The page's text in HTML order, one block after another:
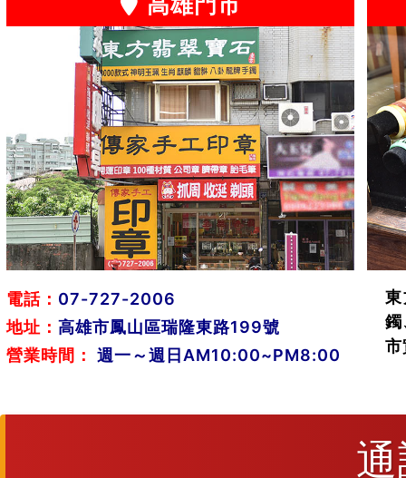
電話： 07-727-2006
地址： 高雄市鳳山區瑞隆東路199號
營業時間：
週一～週日AM10:00~PM8:00
鐲
市